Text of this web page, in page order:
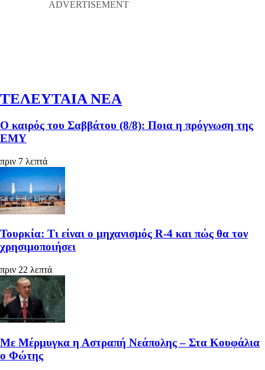
ΤΕΛΕΥΤΑΙΑ ΝΕΑ
Ο καιρός του Σαββάτου (8/8): Ποια η πρόγνωση της
ΕΜΥ
πριν 7 λεπτά
Τουρκία: Τι είναι ο μηχανισμός R-4 και πώς θα τον
χρησιμοποιήσει
πριν 22 λεπτά
Με Μέρμυγκα η Αστραπή Νεάπολης – Στα Κουφάλια
ο Φώτης